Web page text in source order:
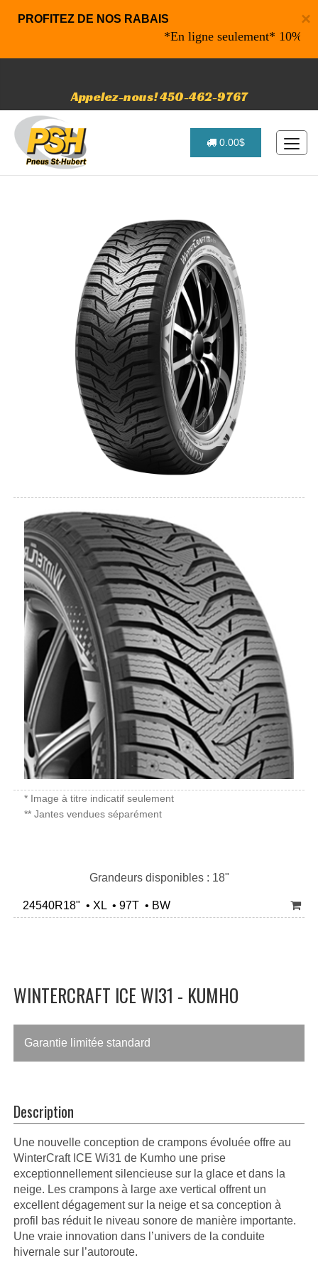
×
PROFITEZ DE NOS RABAIS
*En ligne seulement* 10% de
Appelez-nous! 450-462-9767
0.00$
* Image à titre indicatif seulement
** Jantes vendues séparément
Grandeurs disponibles : 18"
24540R18" • XL • 97T • BW
WINTERCRAFT ICE WI31 - KUMHO
Garantie limitée standard
Description
Une nouvelle conception de crampons évoluée offre au
WinterCraft ICE Wi31 de Kumho une prise
exceptionnellement silencieuse sur la glace et dans la
neige. Les crampons à large axe vertical offrent un
excellent dégagement sur la neige et sa conception à
profil bas réduit le niveau sonore de manière importante.
Une vraie innovation dans l’univers de la conduite
hivernale sur l’autoroute.